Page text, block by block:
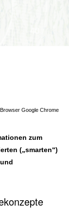
Google Chrome
zum
(„smarten“)
und